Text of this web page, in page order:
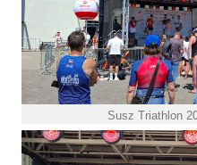
Susz Triathlon